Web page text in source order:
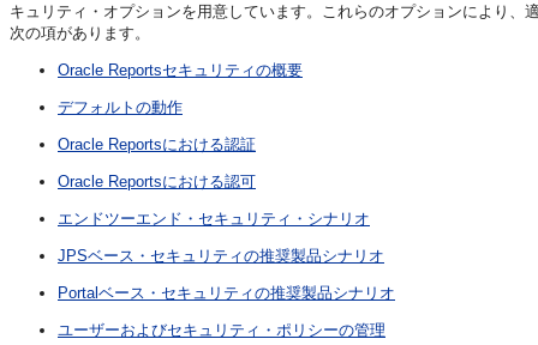
キュリティ・オプションを用意しています。これらのオプションにより
次の項があります。
Oracle Reportsセキュリティの概要
デフォルトの動作
Oracle Reportsにおける認証
Oracle Reportsにおける認可
エンドツーエンド・セキュリティ・シナリオ
JPSベース・セキュリティの推奨製品シナリオ
Portalベース・セキュリティの推奨製品シナリオ
ユーザーおよびセキュリティ・ポリシーの管理